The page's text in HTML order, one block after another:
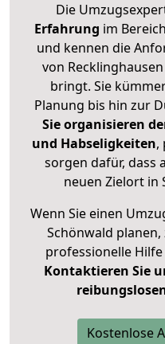
Die
Erfahrung im
und kennen die
von
bringt. Sie
Planung bis hin zur
Sie organisieren
und Habseligkeiten,
sorgen dafür, dass
neuen Zielort in
Wenn Sie einen
Schönwald
professionelle
Kontaktieren Sie
Kostenlose